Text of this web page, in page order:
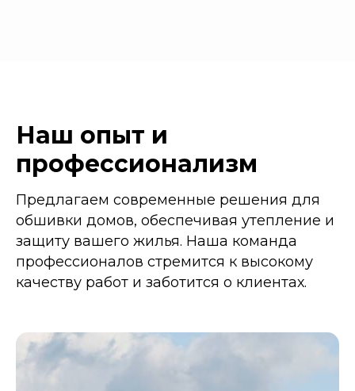
Наш опыт и
профессионализм
Предлагаем современные решения для
обшивки домов, обеспечивая утепление и
защиту вашего жилья. Наша команда
профессионалов стремится к высокому
качеству работ и заботится о клиентах.